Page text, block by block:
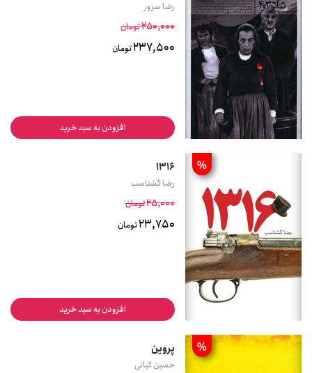
رضا سرور
250,000تومان
237,500تومان
افزودن به سبد خرید
%
1316
رضا گشتاسب
25,000تومان
23,750تومان
افزودن به سبد خرید
% پروین
حسین کیانی